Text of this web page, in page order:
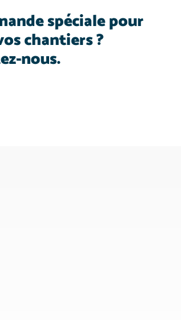
spéciale pour
chantiers ?
nous.